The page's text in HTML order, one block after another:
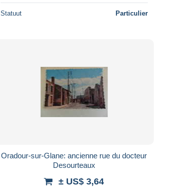
Statuut Particulier
Oradour-sur-Glane: ancienne rue du docteur
Desourteaux
± US$ 3,64